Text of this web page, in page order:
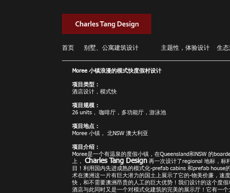
首页 别墅、公寓建筑设计 主题性，体验设计 生态
Moree 小镇浪漫的模式快度假村设计
项目类型：
酒店设计，模式快
项目规模：
26 units， 咖啡厅，多功能厅，游泳池
项目地点：
Moree 小镇， 北NSW 澳大利亚
项目介绍：
Moree是一个有温泉的度假小镇，在Queensland和NSW 的
上， Charles Tang Design 再一次设计了regional 地标，标
目！利用国内先进成熟的模式化-prefab cabins 和prefab house
术在澳洲这一片有巨大潜力的国土上展示了它的-物美价廉，速度
快，和不需要澳洲昂贵的人工的巨大优势！我们设计的这个度假
酒店与此同时又是一个对模式化建筑的完美的展示厅！它有一个